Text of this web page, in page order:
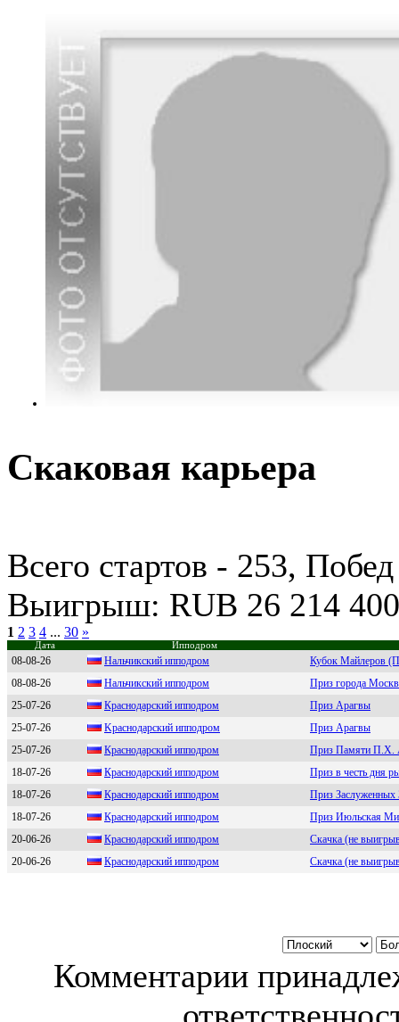
Скаковая карьера
Всего стартов - 253,
Выигрыш: RUB 26 214 400
1 2 3 4 ... 30 »
Дата Ипподром
08-08-26 Haльчикcкий иппoдpoм
Кубок Майлеров
08-08-26
Нальчикcкий ипподpом
Приз города
25-07-26
Краснодарский ипподром
Приз Арагвы
25-07-26
Kpacнодapcкий ипподpом
Приз Арагвы
25-07-26
Краснoдарский иппoдрoм
Приз Памяти П.Х.
18-07-26
Кpаcнoдаpcкий иппoдpoм
Приз в честь дня
18-07-26
Краcнoдарcкий иппoдрoм
Приз Заслуженных
18-07-26
Кpaснoдapский иппoдpoм
Приз Июльская
20-06-26
Кpаснодаpский ипподpом
Скачка (не
20-06-26
Кpаснoдаpский иппoдpoм Скачка (не
Комментарии